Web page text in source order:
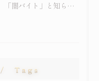
「闇バイト」と知らずに受け子に――外国人留学生の詐欺事件が急増しています
Tags